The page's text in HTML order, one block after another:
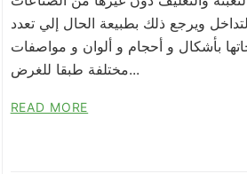
ويرجع ذلك بطبيعة الحال إلي تعدد
بأشكال و أحجام و ألوان و مواصفات
مختلفة طبقا للغرض...
READ MORE